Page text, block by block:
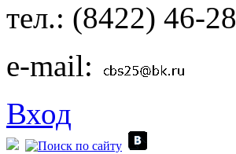
тел.: (8422) 46-
e-mail:
Вход